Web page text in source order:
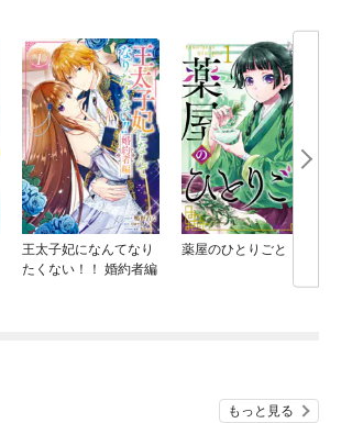
王太子妃になんてなり
たくない！！ 婚約者編
薬屋のひとりごと
もっと見る